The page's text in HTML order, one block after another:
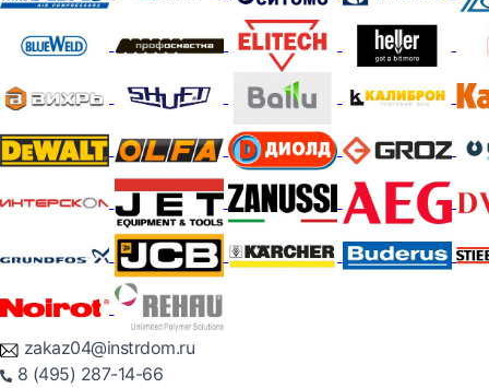
zakaz04@instrdom.ru
8 (495) 287-14-66